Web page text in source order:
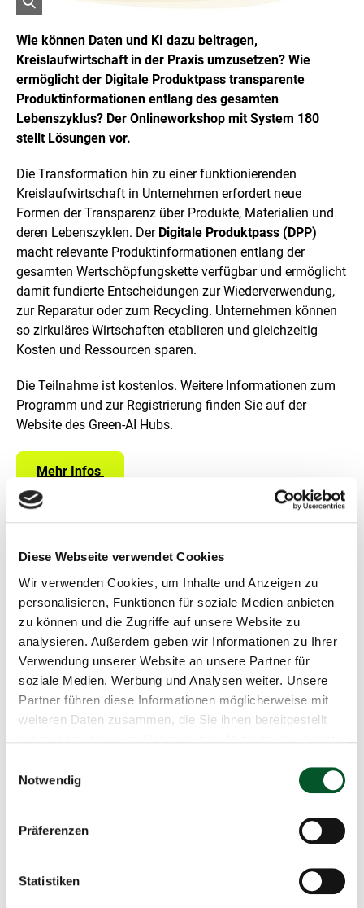
Diese Webseite verwendet Cookies
Wir verwenden Cookies, um Inhalte und Anzeigen zu
personalisieren, Funktionen für soziale Medien anbieten
zu können und die Zugriffe auf unsere Website zu
analysieren. Außerdem geben wir Informationen zu Ihrer
Verwendung unserer Website an unsere Partner für
soziale Medien, Werbung und Analysen weiter. Unsere
Partner führen diese Informationen möglicherweise mit
weiteren Daten zusammen, die Sie ihnen bereitgestellt
Notwendig
Präferenzen
Statistiken
f
f
n
e
t
B
l
i
n
e
i
n
e
r
v
e
r
g
r
ß
e
r
t
n
r
n
g
Wie können Daten und KI dazu beitragen,
Kreislaufwirtschaft in der Praxis umzusetzen? Wie
ermöglicht der Digitale Produktpass transparente
Produktinformationen entlang des gesamten
Lebenszyklus? Der Onlineworkshop mit System 180
stellt Lösungen vor.
Die Transformation hin zu einer funktionierenden
Kreislaufwirtschaft in Unternehmen erfordert neue
Formen der Transparenz über Produkte, Materialien und
deren Lebenszyklen. Der Digitale Produktpass (DPP)
macht relevante Produktinformationen entlang der
gesamten Wertschöpfungskette verfügbar und ermöglicht
damit fundierte Entscheidungen zur Wiederverwendung,
zur Reparatur oder zum Recycling. Unternehmen können
so zirkuläres Wirtschaften etablieren und gleichzeitig
Kosten und Ressourcen sparen.
Die Teilnahme ist kostenlos. Weitere Informationen zum
Programm und zur Registrierung finden Sie auf der
Website des Green-AI Hubs.
Mehr Infos
Schnellinfo
Green-AI Hub-Workshop: Wie DPP und KI
zirkuläre Entscheidungen ermöglichen
Green-AI Hub
14.04.2026
Online